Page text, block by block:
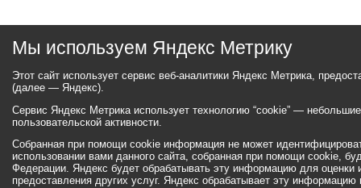
Мы используем Яндекс Метрику
Этот сайт использует сервис веб-аналитики Яндекс Метрика,
(далее — Яндекс).
Сервис Яндекс Метрика использует технологию “cookie” —
пользовательской активности.
Собранная при помощи cookie информация не может
использовании вами данного сайта, собранная при помощи cookie,
Федерации. Яндекс будет обрабатывать эту информацию для оценки
предоставления других услуг. Яндекс обрабатывает эту